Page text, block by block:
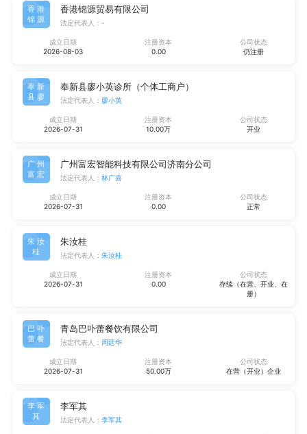
香港
锦源
香港锦源贸易有限公司
法定代表人： -
成立日期
2026-08-03
注册资本
0.00
公司状态
仍注册
奉新
县廖
奉新县廖小英诊所（个体工商户）
法定代表人： 廖小英
成立日期
2026-07-31
注册资本
10.00万
公司状态
开业
广州
富宏
广州富宏智能科技有限公司济南分公司
法定代表人： 林广喜
成立日期
2026-07-31
注册资本
0.00
公司状态
正常
朱汝
桂
朱汝桂
法定代表人： 朱汝桂
成立日期
2026-07-31
注册资本
0.00
公司状态
存续（在营、开业、在
册）
巴卟
蕾餐
青岛巴卟蕾餐饮有限公司
法定代表人： 周廷华
成立日期
2026-07-31
注册资本
50.00万
公司状态
在营（开业）企业
李军
其
李军其
法定代表人： 李军其